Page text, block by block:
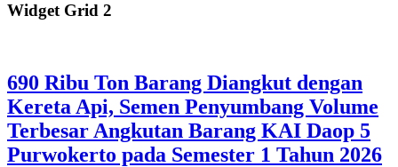
Widget Grid 2
690 Ribu Ton Barang Diangkut dengan
Kereta Api, Semen Penyumbang Volume
Terbesar Angkutan Barang KAI Daop 5
Purwokerto pada Semester 1 Tahun 2026